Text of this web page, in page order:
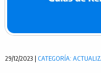
29/12/2023 | CATEGORÍA: